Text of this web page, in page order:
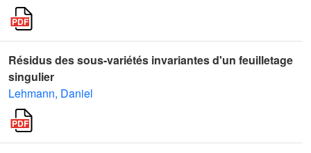
Résidus des sous-variétés invariantes d'un feuilletage
singulier
Lehmann, Daniel